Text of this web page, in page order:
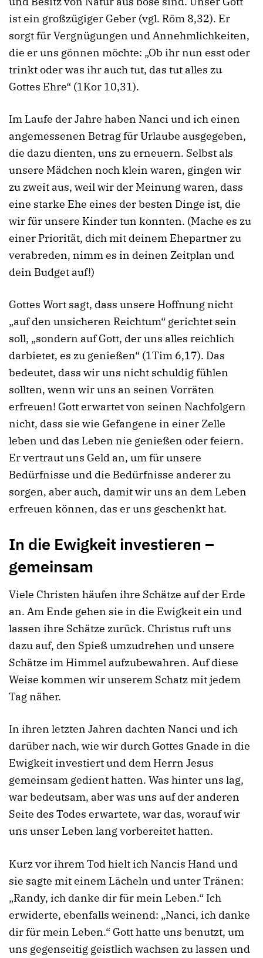
ist ein großzügiger Geber (vgl. Röm 8,32). Er
sorgt für Vergnügungen und Annehmlichkeiten,
die er uns gönnen möchte: „Ob ihr nun esst oder
trinkt oder was ihr auch tut, das tut alles zu
Gottes Ehre“ (1Kor 10,31).
Im Laufe der Jahre haben Nanci und ich einen
angemessenen Betrag für Urlaube ausgegeben,
die dazu dienten, uns zu erneuern. Selbst als
unsere Mädchen noch klein waren, gingen wir
zu zweit aus, weil wir der Meinung waren, dass
eine starke Ehe eines der besten Dinge ist, die
wir für unsere Kinder tun konnten. (Mache es zu
einer Priorität, dich mit deinem Ehepartner zu
verabreden, nimm es in deinen Zeitplan und
dein Budget auf!)
Gottes Wort sagt, dass unsere Hoffnung nicht
„auf den unsicheren Reichtum“ gerichtet sein
soll, „sondern auf Gott, der uns alles reichlich
darbietet, es zu genießen“ (1Tim 6,17). Das
bedeutet, dass wir uns nicht schuldig fühlen
sollten, wenn wir uns an seinen Vorräten
erfreuen! Gott erwartet von seinen Nachfolgern
nicht, dass sie wie Gefangene in einer Zelle
leben und das Leben nie genießen oder feiern.
Er vertraut uns Geld an, um für unsere
Bedürfnisse und die Bedürfnisse anderer zu
sorgen, aber auch, damit wir uns an dem Leben
erfreuen können, das er uns geschenkt hat.
In die Ewigkeit investieren –
gemeinsam
Viele Christen häufen ihre Schätze auf der Erde
an. Am Ende gehen sie in die Ewigkeit ein und
lassen ihre Schätze zurück. Christus ruft uns
dazu auf, den Spieß umzudrehen und unsere
Schätze im Himmel aufzubewahren. Auf diese
Weise kommen wir unserem Schatz mit jedem
Tag näher.
In ihren letzten Jahren dachten Nanci und ich
darüber nach, wie wir durch Gottes Gnade in die
Ewigkeit investiert und dem Herrn Jesus
gemeinsam gedient hatten. Was hinter uns lag,
war bedeutsam, aber was uns auf der anderen
Seite des Todes erwartete, war das, worauf wir
uns unser Leben lang vorbereitet hatten.
Kurz vor ihrem Tod hielt ich Nancis Hand und
sie sagte mit einem Lächeln und unter Tränen:
„Randy, ich danke dir für mein Leben.“ Ich
erwiderte, ebenfalls weinend: „Nanci, ich danke
dir für mein Leben.“ Gott hatte uns benutzt, um
uns gegenseitig geistlich wachsen zu lassen und